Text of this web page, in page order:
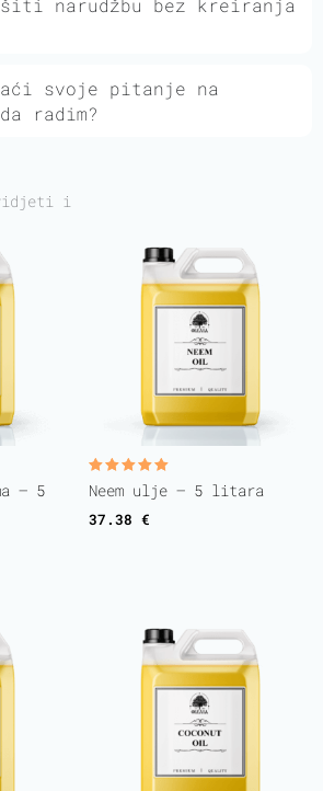
narudžbu bez kreiranja
svoje pitanje na
radim?
i
– 5
Rated
5.00
Neem ulje – 5 litara
37.38 €